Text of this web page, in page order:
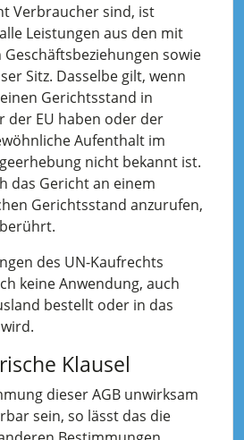
Verbraucher sind, ist
Leistungen aus den mit
sowie
Sitz. Dasselbe gilt, wenn
Gerichtsstand in
der EU haben oder der
Aufenthalt im
nicht bekannt ist.
das Gericht an einem
Gerichtsstand anzurufen,
des UN-Kaufrechts
keine Anwendung, auch
bestellt oder in das
Klausel
dieser AGB unwirksam
sein, so lässt das die